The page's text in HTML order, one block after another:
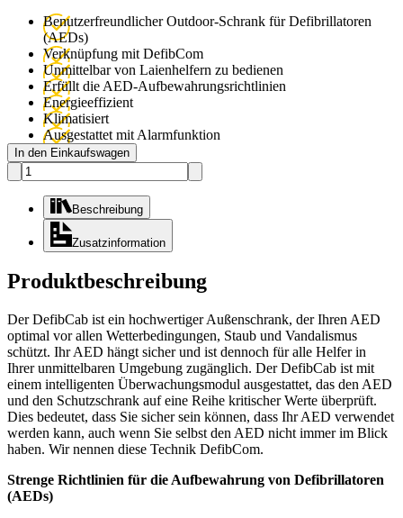
Benutzerfreundlicher Outdoor-Schrank für Defibrillatoren
(AEDs)
Verknüpfung mit DefibCom
Unmittelbar von Laienhelfern zu bedienen
Erfüllt die AED-Aufbewahrungsrichtlinien
Energieeffizient
Klimatisiert
Ausgestattet mit Alarmfunktion
In den Einkaufswagen
Beschreibung
Zusatzinformation
Produktbeschreibung
Der DefibCab ist ein hochwertiger Außenschrank, der Ihren AED
optimal vor allen Wetterbedingungen, Staub und Vandalismus
schützt. Ihr AED hängt sicher und ist dennoch für alle Helfer in
Ihrer unmittelbaren Umgebung zugänglich. Der DefibCab ist mit
einem intelligenten Überwachungsmodul ausgestattet, das den AED
und den Schutzschrank auf eine Reihe kritischer Werte überprüft.
Dies bedeutet, dass Sie sicher sein können, dass Ihr AED verwendet
werden kann, auch wenn Sie selbst den AED nicht immer im Blick
haben. Wir nennen diese Technik DefibCom.
Strenge Richtlinien für die Aufbewahrung von Defibrillatoren
(AEDs)